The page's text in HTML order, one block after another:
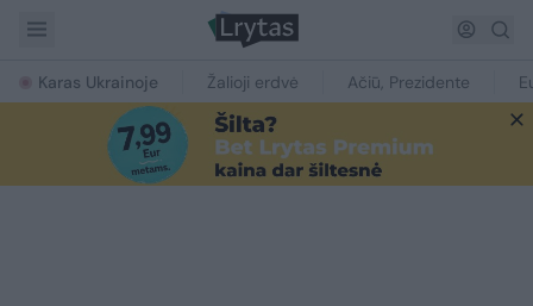
Karas Ukrainoje Žalioji erdvė Ačiū, Prezidente